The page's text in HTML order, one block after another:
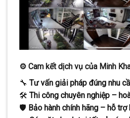
⚙️ Cam kết dịch vụ của Minh
🔧 Tư vấn giải pháp đúng nhu
🛠️ Thi công chuyên nghiệp –
🛡️ Bảo hành chính hãng – hỗ